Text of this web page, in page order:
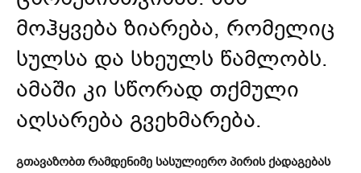
მოჰყვება ზიარება, რომელიც
სულსა და სხეულს წამლობს.
ამაში კი სწორად თქმული
აღსარება გვეხმარება.
გთავაზობთ რამდენიმე სასულიერო პირის ქადაგებას